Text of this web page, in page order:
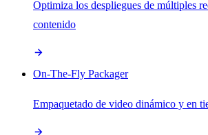
Optimiza los despliegues de múltiples
contenido
On-The-Fly Packager
Empaquetado de video dinámico y en